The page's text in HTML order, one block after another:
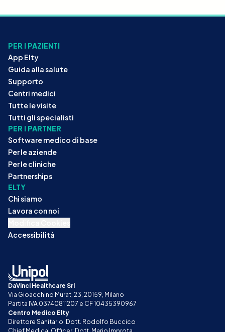
PER I PAZIENTI
App Elty
Guida alla salute
Supporto
Centri medici
Tutte le visite
Tutti gli specialisti
PER I PARTNER
Software medico di base
Per le aziende
Per le cliniche
Partnerships
ELTY
Chi siamo
Lavora con noi
Accessibilità
DaVinci Healthcare Srl
Via Gioacchino Murat, 23, 20159, Milano
Partita IVA 03740811207 e CF 10435390967
Centro Medico Elty
Direttore Sanitario: Dott. Rodolfo Buccico